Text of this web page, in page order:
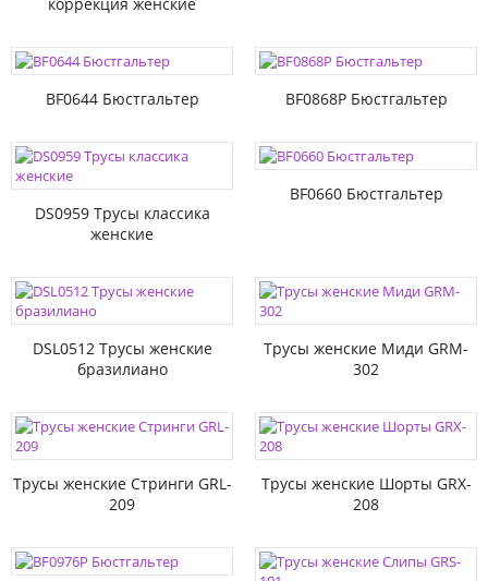
BF0644 Бюстгальтер BF0868P Бюстгальтер
DS0959 Трусы классика
женские
BF0660 Бюстгальтер
DSL0512 Трусы женские
бразилиано
Трусы женские Миди GRM-
302
Трусы женские Стринги GRL-
209
Трусы женские Шорты GRX-
208